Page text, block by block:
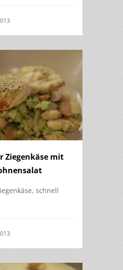
Ziegenkäse mit
schnell